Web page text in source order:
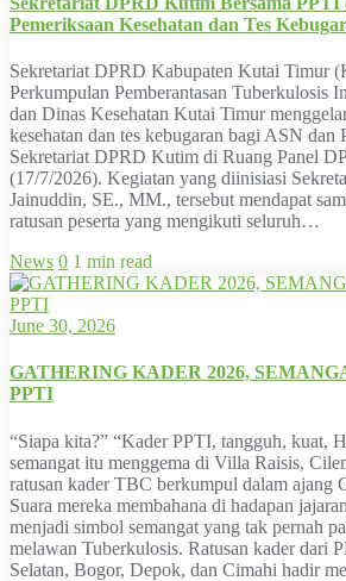
Pemeriksaan Kesehatan dan Tes
Sekretariat DPRD Kabupaten Kutai Timur
Perkumpulan Pemberantasan Tuberkulosis
dan Dinas Kesehatan Kutai Timur
kesehatan dan tes kebugaran bagi ASN
Sekretariat DPRD Kutim di Ruang Panel
(17/7/2026). Kegiatan yang diinisiasi
Jainuddin, SE., MM., tersebut mendapat
ratusan peserta yang mengikuti seluruh…
News 0 1 min read
June 30, 2026
GATHERING KADER 2026,
PPTI
“Siapa kita?” “Kader PPTI, tangguh, kuat,
semangat itu menggema di Villa Raisis,
ratusan kader TBC berkumpul dalam ajang
Suara mereka membahana di hadapan
menjadi simbol semangat yang tak pernah
melawan Tuberkulosis. Ratusan kader dari
Selatan, Bogor, Depok, dan Cimahi hadir